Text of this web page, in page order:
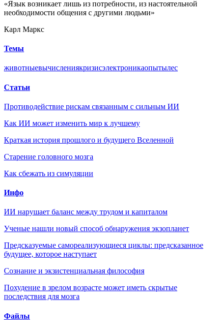
«Язык возникает лишь из потребности, из настоятельной
необходимости общения с другими людьми»
Карл Маркс
Темы
животныевычислениякризисэлектроникаопытылес
Статьи
Противодействие рискам связанным с сильным ИИ
Как ИИ может изменить мир к лучшему
Краткая история прошлого и будущего Вселенной
Старение головного мозга
Как сбежать из симуляции
Инфо
ИИ нарушает баланс между трудом и капиталом
Ученые нашли новый способ обнаружения экзопланет
Предсказуемые самореализующиеся циклы: предсказанное
будущее, которое наступает
Сознание и экзистенциальная философия
Похудение в зрелом возрасте может иметь скрытые
последствия для мозга
Файлы